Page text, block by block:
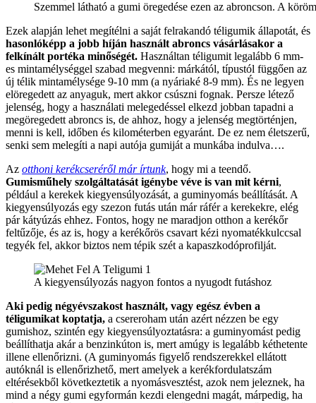
Szemmel látható a gumi öregedése ezen az abroncson. A
Ezek alapján lehet megítélni a saját felrakandó téligumik állapotát, és
hasonlóképp a jobb híján használt abroncs vásárlásakor a
felkínált portéka minőségét. Használtan téligumit legalább 6 mm-
es mintamélységgel szabad megvenni: márkától, típustól függően az
új télik mintamélysége 9-10 mm (a nyáriaké 8-9 mm). És ne legyen
elöregedett az anyaguk, mert akkor csúszni fognak. Persze létező
jelenség, hogy a használati melegedéssel elkezd jobban tapadni a
megöregedett abroncs is, de ahhoz, hogy a jelenség megtörténjen,
menni is kell, időben és kilométerben egyaránt. De ez nem életszerű,
senki sem melegíti a napi autója gumiját a munkába indulva….
Az otthoni kerékcseréről már írtunk, hogy mi a teendő.
Gumisműhely szolgáltatását igénybe véve is van mit kérni,
például a kerekek kiegyensúlyozását, a guminyomás beállítását. A
kiegyensúlyozás egy szezon futás után már ráfér a kerekekre, elég
pár kátyúzás ehhez. Fontos, hogy ne maradjon otthon a kerékőr
feltűzője, és az is, hogy a kerékőrös csavart kézi nyomatékkulccsal
tegyék fel, akkor biztos nem tépik szét a kapaszkodóprofilját.
A kiegyensúlyozás nagyon fontos a nyugodt futáshoz
Aki pedig négyévszakost használt, vagy egész évben a
téligumikat koptatja, a csereroham után azért nézzen be egy
gumishoz, szintén egy kiegyensúlyoztatásra: a guminyomást pedig
beállíthatja akár a benzinkúton is, mert amúgy is legalább kéthetente
illene ellenőrizni. (A guminyomás figyelő rendszerekkel ellátott
autóknál is ellenőrizhető, mert amelyek a kerékfordulatszám
eltérésekből következtetik a nyomásvesztést, azok nem jeleznek, ha
mind a négy gumi egyformán kezdi elengedni magát, márpedig, ha